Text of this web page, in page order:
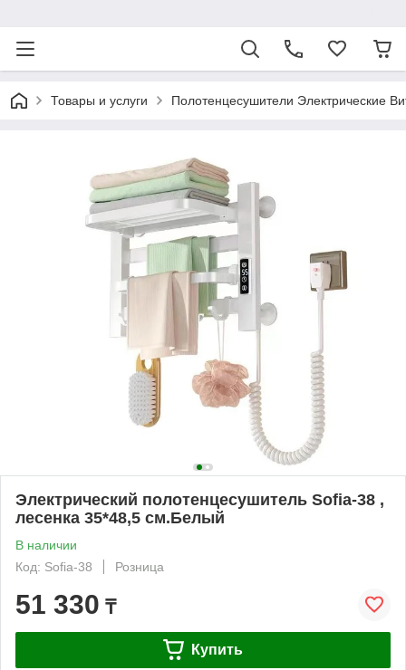
Товары и услуги Полотенцесушители Электрические
Электрический полотенцесушитель Sofia-38 ,
лесенка 35*48,5 см.Белый
В наличии
Код: Sofia-38
Розница
51 330 ₸
Купить